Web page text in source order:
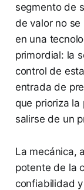
segmento de
de valor no
en una
primordial: la
control de
entrada de
que prioriza la
salirse de un
La mecánica,
potente de la
confiabilidad